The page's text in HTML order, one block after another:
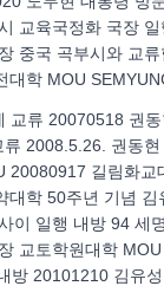
교육국정화 국장
중국 곡부시와 교
대학 MOU
교류 20070518 권
2008.5.26. 권동
20080917 길림화교
대학 50주년 기념 김
이 일행 내방 94 세
교토학원대학
방 20101210 김유